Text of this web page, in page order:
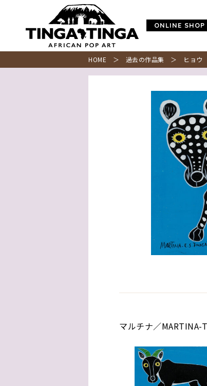
ONLINE SHOP
HOME ＞ 過去の作品集 ＞ ヒョウ
マルチナ／MARTINA-